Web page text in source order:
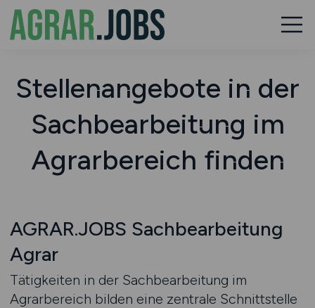
Stellenangebote in der
Sachbearbeitung im
Agrarbereich finden
AGRAR.JOBS Sachbearbeitung
Agrar
Tätigkeiten in der Sachbearbeitung im
Agrarbereich bilden eine zentrale Schnittstelle